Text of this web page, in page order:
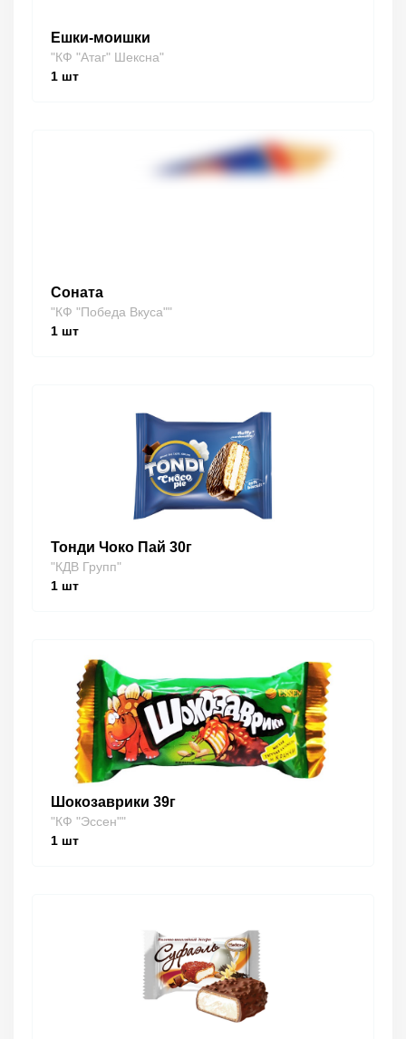
Ешки-моишки
"КФ "Атаг" Шексна"
1 шт
Соната
"КФ "Победа Вкуса""
1 шт
Тонди Чоко Пай 30г
"КДВ Групп"
1 шт
Шокозаврики 39г
"КФ "Эссен""
1 шт